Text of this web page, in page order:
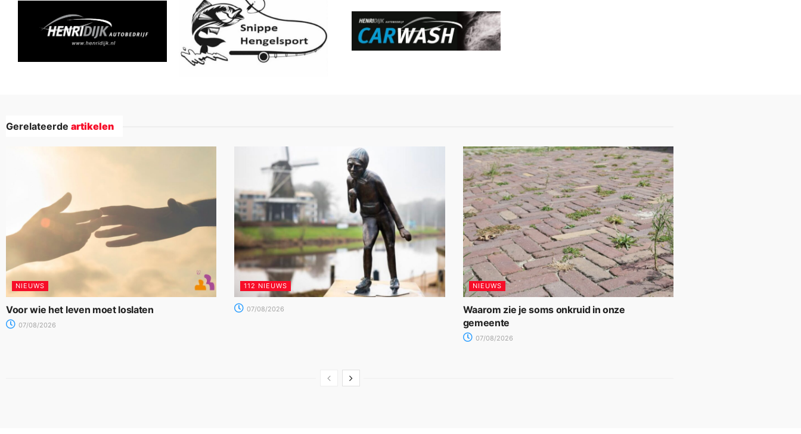
Gerelateerde artikelen
NIEUWS
Voor wie het leven moet loslaten
07/08/2026
112 NIEUWS
07/08/2026
NIEUWS
Waarom zie je soms onkruid in onze
gemeente
07/08/2026